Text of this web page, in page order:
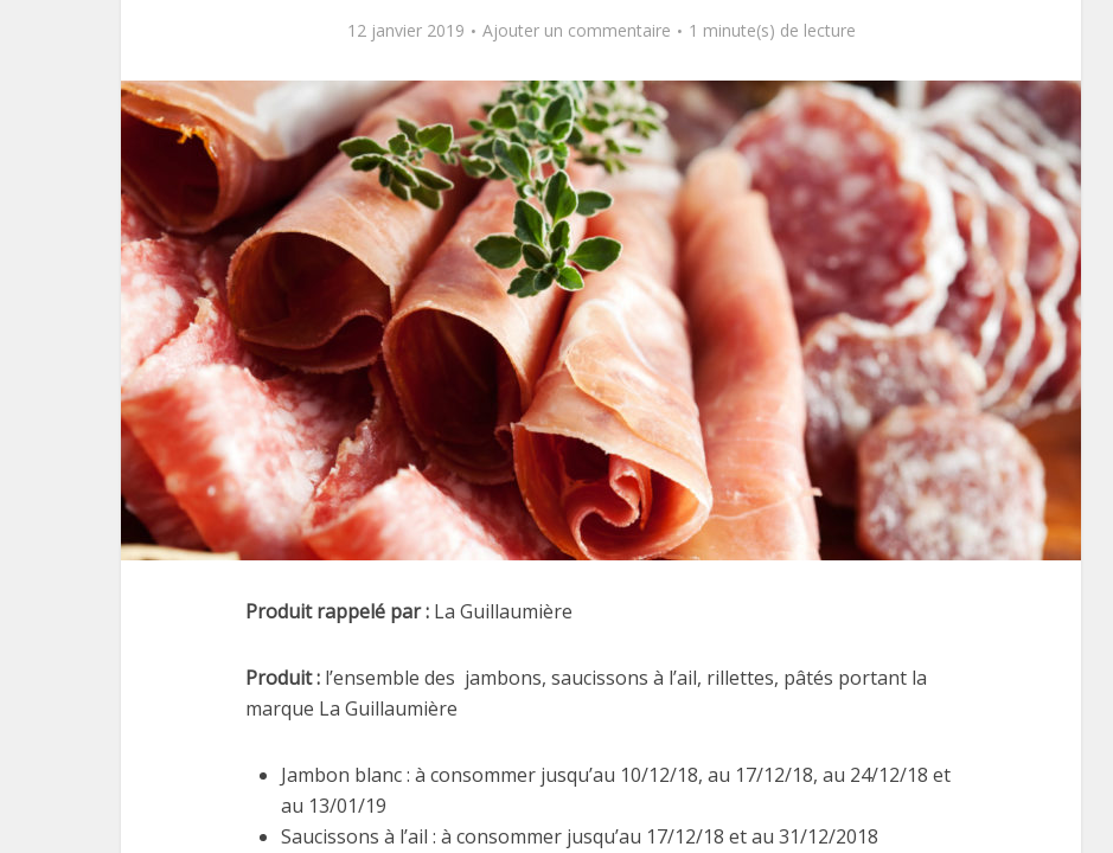
12 janvier 2019 Ajouter un commentaire 1 minute(s) de lecture
Produit rappelé par : La Guillaumière
Produit : l’ensemble des jambons, saucissons à l’ail, rillettes, pâtés portant la
marque La Guillaumière
Jambon blanc : à consommer jusqu’au 10/12/18, au 17/12/18, au 24/12/18 et
au 13/01/19
Saucissons à l’ail : à consommer jusqu’au 17/12/18 et au 31/12/2018
Le plastique, pas si
2 octobre 2023
Comment manger
sainement pendant la